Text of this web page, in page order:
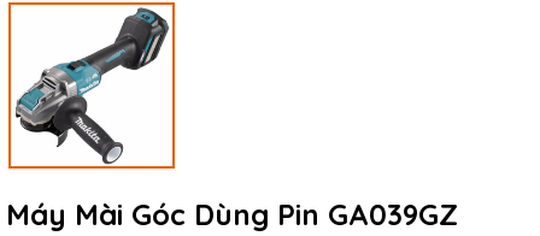
Máy Mài Góc Dùng Pin GA039GZ
Ngày hết hạn:
Điều kiện: